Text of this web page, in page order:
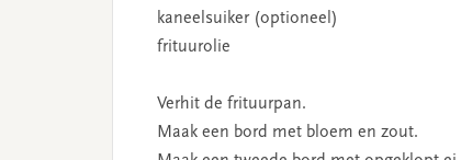
kaneelsuiker (optioneel)
frituurolie
Verhit de frituurpan.
Maak een bord met bloem en zout.